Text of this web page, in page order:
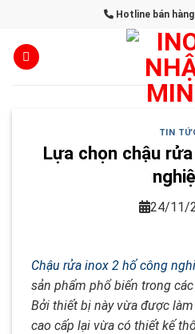
content
Hotline bán
TIN
Lựa chọn chậu
24/11/
Chậu rửa inox 2 hố công
sản phẩm phổ biến trong
Bởi thiết bị này vừa được
cao cấp lại vừa có thiết kế